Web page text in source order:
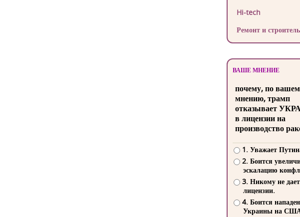
Hi-tech
Ремонт и
ВАШЕ МНЕНИЕ
почему, по
мнению, трамп
отказывает
в лицензии на
производство
1. Уважает
2. Боится
эскалацию
3. Никому не
лицензии.
4. Боится
Украины на